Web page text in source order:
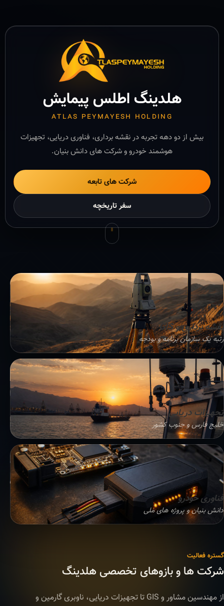
هلدینگ اطلس پیمایش
ATLAS PEYMAYESH HOLDING
بیش از دو دهه تجربه در نقشه برداری، فناوری دریایی، تجهیزات
هوشمند خودرو و شرکت های دانش بنیان.
شرکت های تابعه
سفر تاریخچه
نقشه برداری و GIS
رتبه یک سازمان برنامه و بودجه
تجهیزات دریایی
خلیج فارس و جنوب کشور
فناوری خودرو
دانش بنیان و پروژه های ملی
گستره فعالیت
شرکت ها و بازوهای تخصصی هلدینگ
از مهندسین مشاور و GIS تا تجهیزات دریایی، ناوبری گارمین و